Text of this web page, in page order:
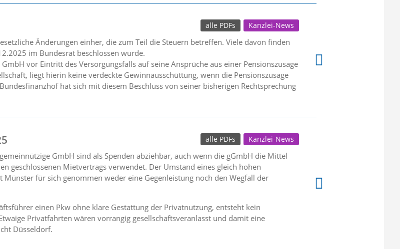
Kanzlei-News
alle PDFs
Änderungen einher, die zum Teil die Steuern betreffen. Viele davon finden
im Bundesrat beschlossen wurde.
vor Eintritt des Versorgungsfalls auf seine Ansprüche aus einer Pensionszusage
liegt hierin keine verdeckte Gewinnausschüttung, wenn die Pensionszusage
hat sich mit diesem Beschluss von seiner bisherigen Rechtsprechung
Kanzlei-News
alle PDFs
GmbH sind als Spenden abziehbar, auch wenn die gGmbH die Mittel
geschlossenen Mietvertrags verwendet. Der Umstand eines gleich hohen
Münster für sich genommen weder eine Gegenleistung noch den Wegfall der
einen Pkw ohne klare Gestattung der Privatnutzung, entsteht kein
Privatfahrten wären vorrangig gesellschaftsveranlasst und damit eine
Düsseldorf.